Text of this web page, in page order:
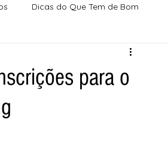
Dicas do Que Tem de Bom
para o